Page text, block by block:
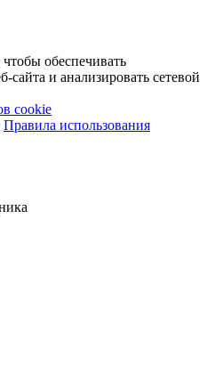
обеспечивать
и анализировать сетевой
cookie
Правила использования